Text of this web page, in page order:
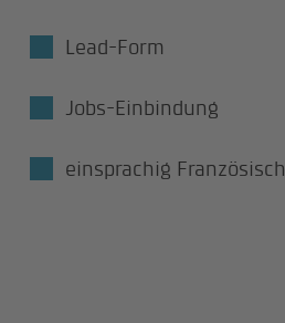
Lead-Form
Jobs-Einbindung
einsprachig Französisch